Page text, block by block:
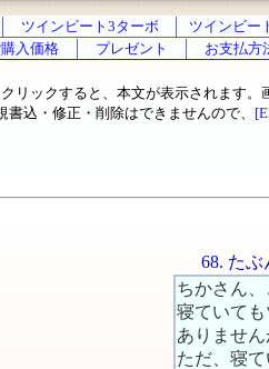
ツインビート3ターボ ツインビー
入価格
プレゼント お支払方
リックすると、本文が表示されます。
書込・修正・削除はできませんので、
68. た
ちかさん、
寝ていて
ありません
ただ、寝